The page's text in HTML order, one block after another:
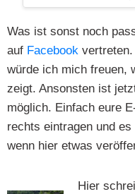
Was ist sonst noch
auf Facebook
würde ich mich freuen,
zeigt. Ansonsten ist
möglich. Einfach eure
rechts eintragen und
wenn hier etwas
Hier